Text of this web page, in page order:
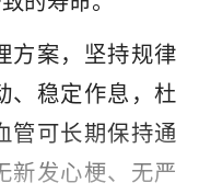
方案，坚持规律
、稳定作息，杜
管可长期保持通
新发心梗、无严